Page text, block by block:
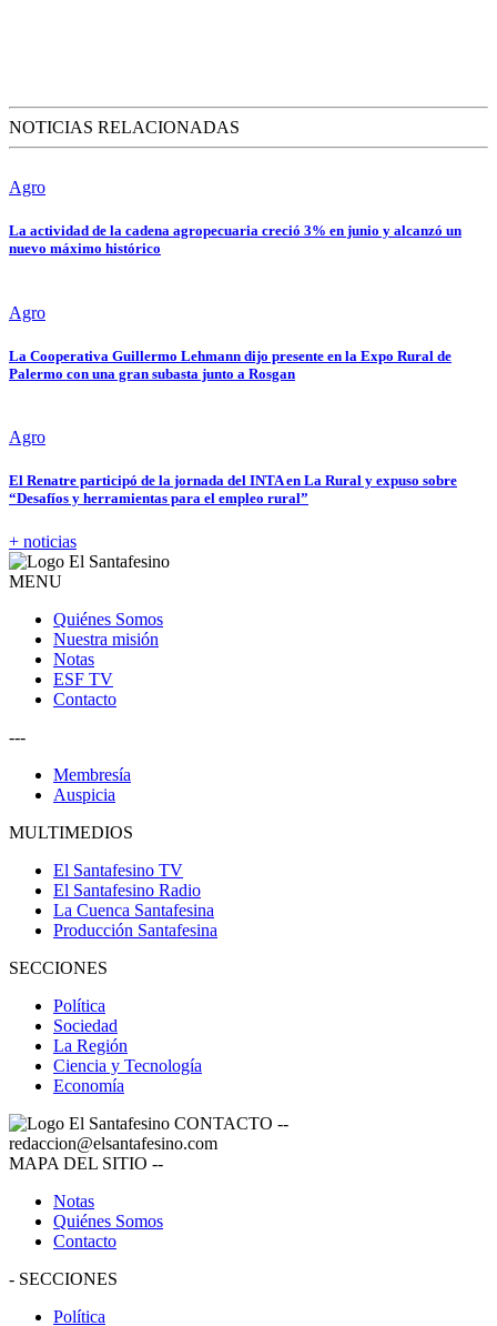
NOTICIAS RELACIONADAS
Agro
La actividad de la cadena agropecuaria creció 3% en junio y alcanzó un
nuevo máximo histórico
Agro
La Cooperativa Guillermo Lehmann dijo presente en la Expo Rural de
Palermo con una gran subasta junto a Rosgan
Agro
El Renatre participó de la jornada del INTA en La Rural y expuso sobre
“Desafíos y herramientas para el empleo rural”
+ noticias
MENU
Quiénes Somos
Nuestra misión
Notas
ESF TV
Contacto
---
Membresía
Auspicia
MULTIMEDIOS
El Santafesino TV
El Santafesino Radio
La Cuenca Santafesina
Producción Santafesina
SECCIONES
Política
Sociedad
La Región
Ciencia y Tecnología
Economía
CONTACTO --
redaccion@elsantafesino.com
MAPA DEL SITIO --
Notas
Quiénes Somos
Contacto
- SECCIONES
Política